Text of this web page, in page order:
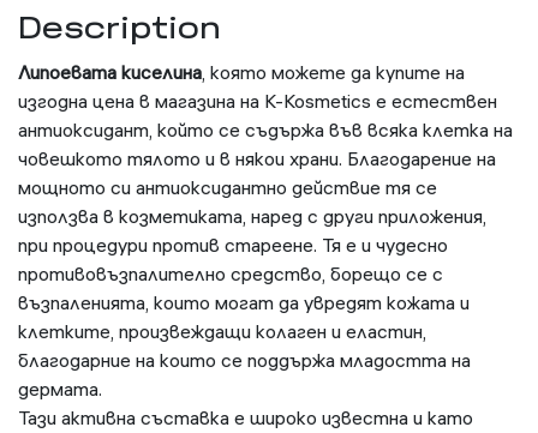
Description
Липоевата киселина, която можете да купите на
изгодна цена в магазина на K-Kosmetics е естествен
антиоксидант, който се съдържа във всяка клетка на
човешкото тялото и в някои храни. Благодарение на
мощното си антиоксидантно действие тя се
използва в козметиката, наред с други приложения,
при процедури против стареене. Тя е и чудесно
противовъзпалително средство, борещо се с
възпаленията, които могат да увредят кожата и
клетките, произвеждащи колаген и еластин,
благодарние на които се поддържа младостта на
дермата.
Тази активна съставка е широко известна и като